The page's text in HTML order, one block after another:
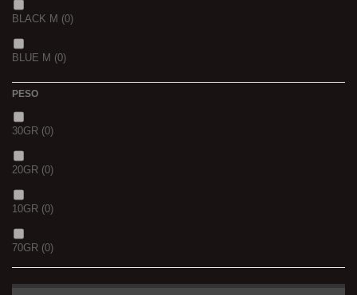
BLACK M (0)
BLUE M (0)
PESO
30GR (0)
20GR (0)
10GR (0)
70GR (0)